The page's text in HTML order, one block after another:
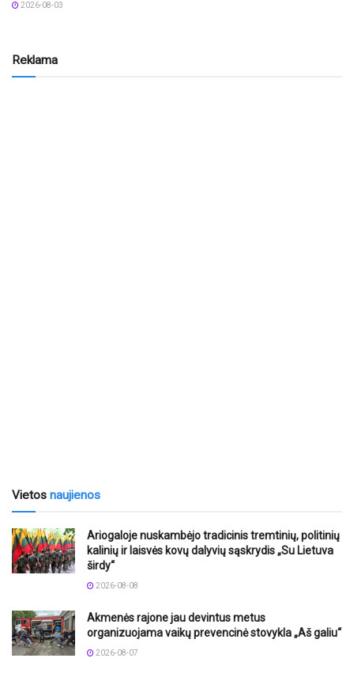
2026-08-03
Reklama
Vietos naujienos
Ariogaloje nuskambėjo tradicinis tremtinių, politinių
kalinių ir laisvės kovų dalyvių sąskrydis „Su Lietuva
širdy“
2026-08-08
Akmenės rajone jau devintus metus
organizuojama vaikų prevencinė stovykla „Aš galiu“
2026-08-07